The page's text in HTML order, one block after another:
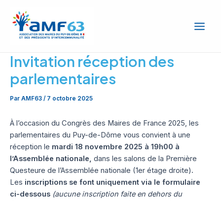
contenu
Invitation réception des
parlementaires
Par AMF63 / 7 octobre 2025
À l’occasion du Congrès des Maires de France 2025, les
parlementaires du Puy-de-Dôme vous convient à une
réception le mardi 18 novembre 2025 à 19h00 à
l’Assemblée nationale, dans les salons de la Première
Questeure de l’Assemblée nationale (1er étage droite).
Les inscriptions se font uniquement via le formulaire
ci-dessous (aucune inscription faite en dehors du